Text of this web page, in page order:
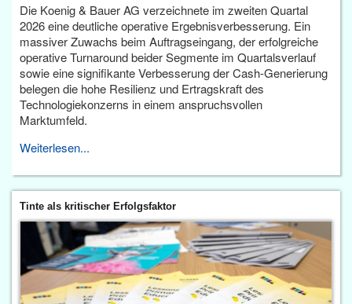
Die Koenig & Bauer AG verzeichnete im zweiten Quartal
2026 eine deutliche operative Ergebnisverbesserung. Ein
massiver Zuwachs beim Auftragseingang, der erfolgreiche
operative Turnaround beider Segmente im Quartalsverlauf
sowie eine signifikante Verbesserung der Cash-Generierung
belegen die hohe Resilienz und Ertragskraft des
Technologiekonzerns in einem anspruchsvollen
Marktumfeld.
Weiterlesen...
Tinte als kritischer Erfolgsfaktor